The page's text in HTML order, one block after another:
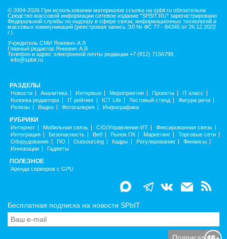
© 2004-2026 При использовании материалов ссылка на spbit.ru обязательна
Средство массовой информации сетевое издание "SPBIT.RU" зарегистрировано
Федеральной службы по надзору в сфере связи, информационных технологий и
массовых коммуникаций (реестровая запись ЭЛ № ФС 77 - 84345 от 26.12.2022
г.).
Учредитель СМИ Янкевич А.В
Главный редактор Янкевич А.В
Телефон и адрес электронной почты редакции +7 (812) 7156798,
info@spbit.ru
РАЗДЕЛЫ
Новости Аналитика Интервью Мероприятия Проекты
IT класс
Колонка редактора
IT рейтинг ICT Life Тестовый стенд
Фигура речи
Релизы
Видео Фотогалерея Инфографика
РУБРИКИ
Интернет Мобильная связь CIO/Управление ИТ
Фиксированная связь
Интеграция
Безопасность Веб Рынок ПК Маркетинг
Торговые сети
Оборудование
ПО Outsourcing Кадры Регулирование
Финансы
Инновации
Гаджеты
ПОЛЕЗНОЕ
Аренда серверов с GPU
Бесплатная подписка на новости SPbIT